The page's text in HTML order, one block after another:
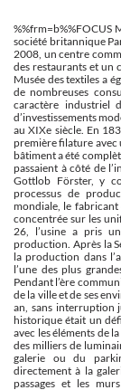
%%frm=b%%FOCUS
société britannique
2008, un centre
des restaurants et un
Musée des textiles a
de nombreuses
caractère industriel
d’investissements
au XIXe siècle. En
première filature avec
bâtiment a été
passaient à côté de
Gottlob Förster, y
processus de
mondiale, le fabricant
concentrée sur les
26, l’usine a pris
production. Après la
la production dans
l’une des plus
Pendant l’ère
de la ville et de ses
an, sans interruption
historique était un
avec les éléments de
des milliers de
galerie ou du
directement à la
passages et les